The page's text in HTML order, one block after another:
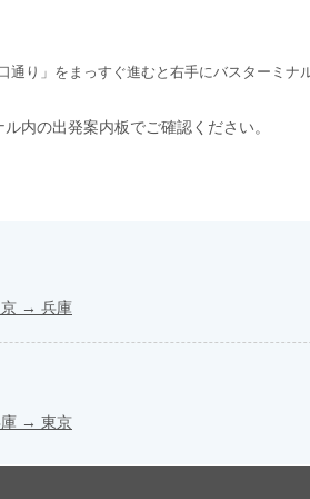
り」をまっすぐ進むと右手にバスターミナ
内の出発案内板でご確認ください。
→ 兵庫
→ 東京